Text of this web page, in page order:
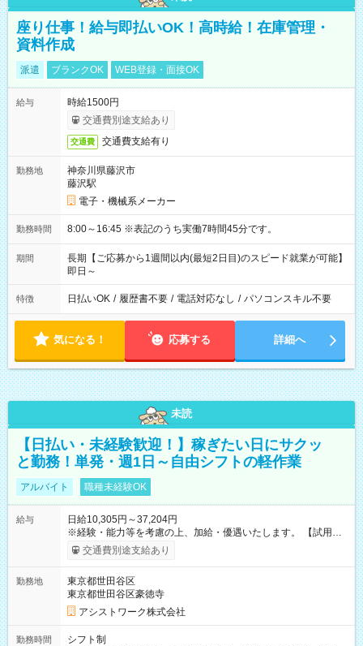
座り仕事！給与即払いOK！高時給！在庫管理・
資料作成
派遣 ブランクOK WEB登録・面接OK
給与
時給1500円
交通費別途支給あり
交通費 交通費支給有り
勤務地
神奈川県藤沢市
藤沢駅
電子・機械系メーカー
勤務時間 8:00～16:45 ※表記のうち実働7時間45分です。
期間
長期【ご応募から1週間以内(最短2日目)のスピード就業が可能】
即日～
特徴 日払いOK / 履歴書不要 / 電話対応なし / パソコンスキル不要
気になる！ 応募する 詳細へ
未読
【日払い・未経験歓迎！】稼ぎたい日にサクッ
と勤務！単発・週1日～自由シフトの軽作業
アルバイト 職種未経験OK
給与
日給10,305円～37,204円
※経験・能力等を考慮の上、加給・優遇いたします。 【試用期
間】試用期間なし
交通費別途支給あり
勤務地
東京都世田谷区
東京都世田谷区豪徳寺
アシストワーク株式会社
勤務時間
シフト制